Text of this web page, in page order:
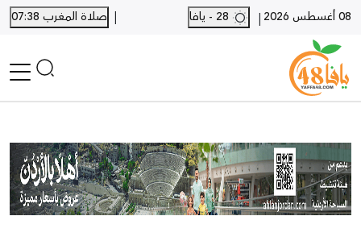
08 أغسطس 2026 |
| صلاة المغرب 07:38
أخبار محلية
أخبار يافا
SHORTS
أخبار اللد والرملة